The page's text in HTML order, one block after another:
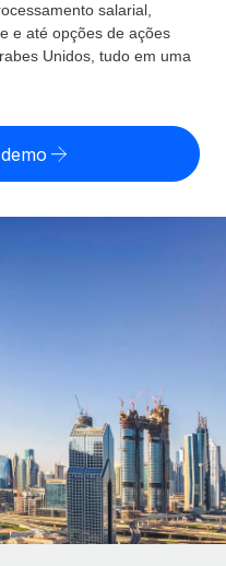
de constituição de
RH e
global por país
de forma
salarial,
e até opções de ações
Unidos, tudo em uma